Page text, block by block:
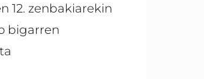
12. zenbakiarekin
bigarren